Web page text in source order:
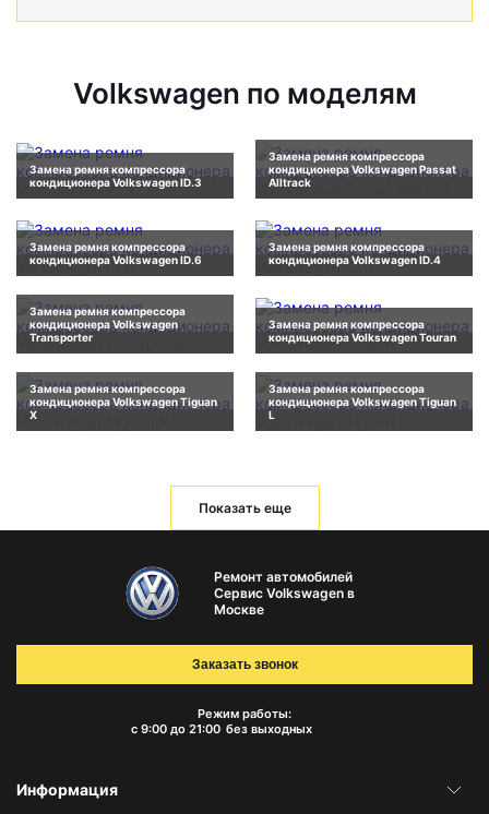
Volkswagen по моделям
Замена ремня компрессора
кондиционера Volkswagen ID.3
Замена ремня компрессора
кондиционера Volkswagen Passat
Alltrack
Замена ремня компрессора
кондиционера Volkswagen ID.6
Замена ремня компрессора
кондиционера Volkswagen ID.4
Замена ремня компрессора
кондиционера Volkswagen
Transporter
Замена ремня компрессора
кондиционера Volkswagen Touran
Замена ремня компрессора
кондиционера Volkswagen Tiguan
X
Замена ремня компрессора
кондиционера Volkswagen Tiguan
L
Показать еще
Ремонт автомобилей
Сервис Volkswagen в
Москве
Режим работы:
с 9:00 до 21:00 без выходных
Заказать звонок
Информация